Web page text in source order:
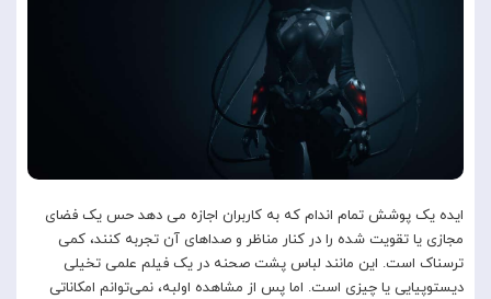
ایده یک پوشش تمام اندام که به کاربران اجازه می دهد حس یک فضای
مجازی یا تقویت شده را در کنار مناظر و صداهای آن تجربه کنند، کمی
ترسناک است. این مانند لباس پشت صحنه در یک فیلم علمی تخیلی
دیستوپیایی یا چیزی است. اما پس از مشاهده اولبه، نمی‌توانم امکاناتی